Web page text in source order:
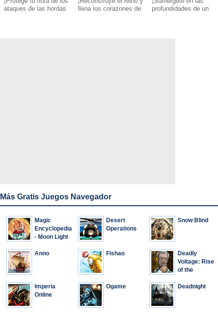
ataques de las hordas
llena los corazones de
profundidades de un
Más Gratis Juegos Navegador
Magic
Encyclopedia
- Moon Light
Desert
Operations
Snow Blind
Anno Fishao
Deadly
Voltage: Rise
of the
Imperia
Online
Ogame Deadnight